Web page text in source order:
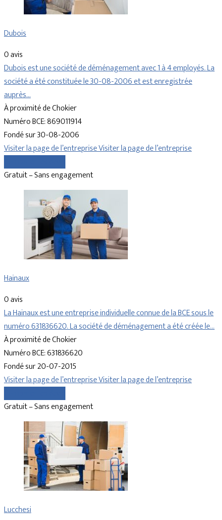
Dubois
0 avis
Dubois est une société de déménagement avec 1 à 4 employés. La
société a été constituée le 30-08-2006 et est enregistrée
auprès…
À proximité de Chokier
Numéro BCE: 869011914
Fondé sur 30-08-2006
Visiter la page de l’entrepriseVisiter la page de l’entreprise
Gratuit – Sans engagement
Hainaux
0 avis
La Hainaux est une entreprise individuelle connue de la BCE sous le
numéro 631836620. La société de déménagement a été créée le…
À proximité de Chokier
Numéro BCE: 631836620
Fondé sur 20-07-2015
Visiter la page de l’entrepriseVisiter la page de l’entreprise
Gratuit – Sans engagement
Lucchesi